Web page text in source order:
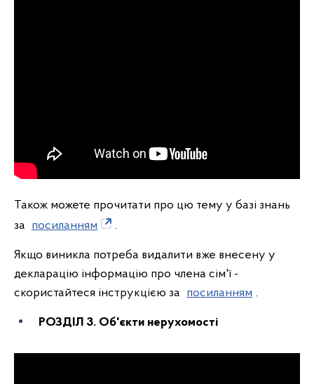
Також можете прочитати про цю тему у базі знань
за посиланням .
Якщо виникла потреба видалити вже внесену у
декларацію інформацію про члена сім'ї -
скористайтеся інструкцією за посиланням .
РОЗДІЛ 3. Об'єкти нерухомості